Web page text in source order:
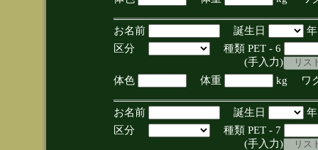
お名前 誕生日
区分
種類 PET - 6
(手入力)
体色
体重 kg ワ
お名前 誕生日
区分
種類 PET - 7
(手入力)